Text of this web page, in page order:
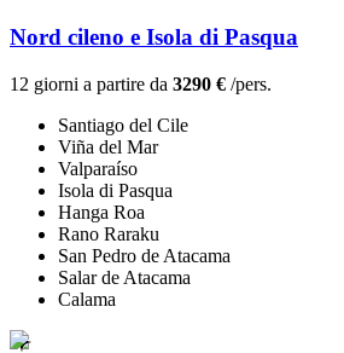
Nord cileno e Isola di Pasqua
12 giorni a partire da 3290 € /pers.
Santiago del Cile
Viña del Mar
Valparaíso
Isola di Pasqua
Hanga Roa
Rano Raraku
San Pedro de Atacama
Salar de Atacama
Calama